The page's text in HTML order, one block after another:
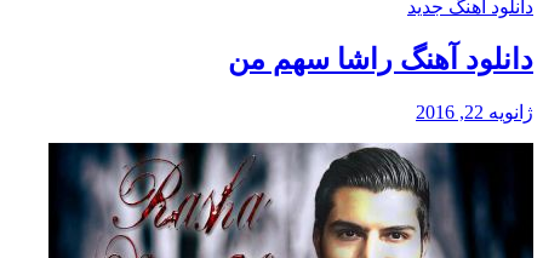
دانلود آهنگ جدید
دانلود آهنگ راشا سهم من
ژانویه 22, 2016